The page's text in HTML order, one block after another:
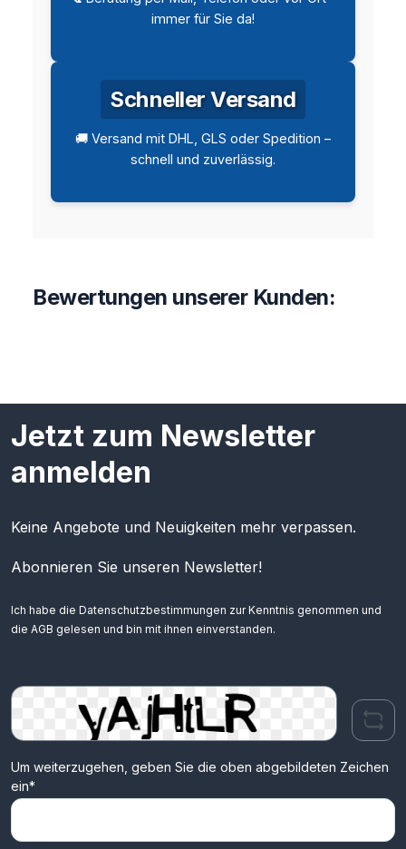
immer für Sie da!
Schneller Versand
🚚 Versand mit DHL, GLS oder Spedition –
schnell und zuverlässig.
Bewertungen unserer Kunden:
Jetzt zum Newsletter
anmelden
Keine Angebote und Neuigkeiten mehr verpassen.
Abonnieren Sie unseren Newsletter!
Ich habe die Datenschutzbestimmungen zur Kenntnis genommen und
die AGB gelesen und bin mit ihnen einverstanden.
Um weiterzugehen, geben Sie die oben abgebildeten Zeichen
ein*